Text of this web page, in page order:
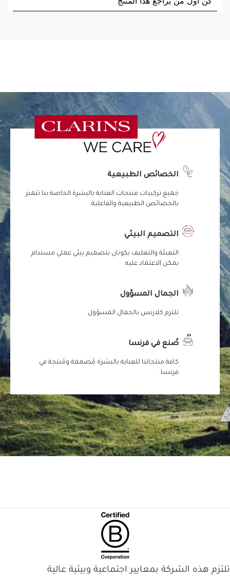
الخصائص الطبيعية
جميع تركيبات منتجات العناية بالبشرة الخاصة بنا تتميز
بالخصائص الطبيعية والفاعلية.
التصميم البيئي
التعبئة والتغليف يكونان بتصميم بيئي عملي مستدام
يمكن الاعتماد عليه.
الجمال المسؤول
تلتزم كلارنس بالجمال المسؤول.
صُنع في فرنسا
كافة منتجاتنا للعناية بالبشرة مُصممة ومُنتجة في
فرنسا.
تلتزم هذه الشركة بمعايير اجتماعية وبيئية عالية